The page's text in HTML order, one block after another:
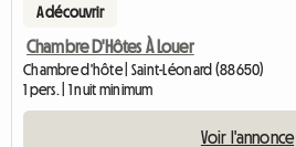
A découvrir
Chambre D'Hôtes À Louer
Chambre d'hôte | Saint-Léonard (88650)
1 pers. | 1 nuit minimum
Voir l'annonce